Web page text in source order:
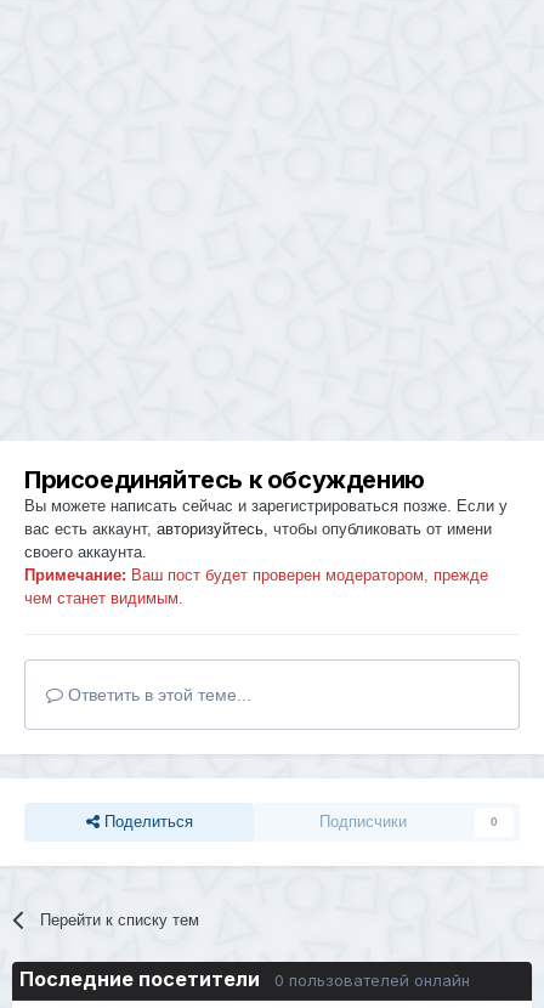
Присоединяйтесь к обсуждению
Вы можете написать сейчас и зарегистрироваться позже. Если у
вас есть аккаунт, авторизуйтесь , чтобы опубликовать от имени
своего аккаунта.
Примечание: Ваш пост будет проверен модератором, прежде
чем станет видимым.
Ответить в этой теме...
Поделиться Подписчики 0
Перейти к списку тем
Последние посетители 0 пользователей онлайн